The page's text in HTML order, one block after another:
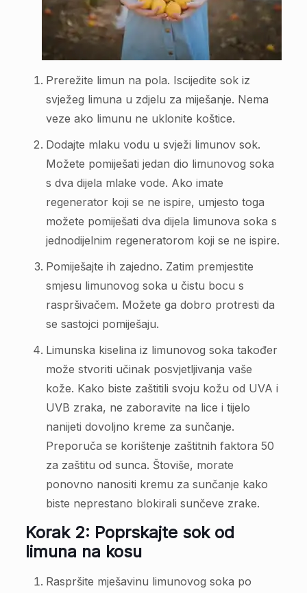
Prerežite limun na pola. Iscijedite sok iz
svježeg limuna u zdjelu za miješanje. Nema
veze ako limunu ne uklonite koštice.
Dodajte mlaku vodu u svježi limunov sok.
Možete pomiješati jedan dio limunovog soka
s dva dijela mlake vode. Ako imate
regenerator koji se ne ispire, umjesto toga
možete pomiješati dva dijela limunova soka s
jednodijelnim regeneratorom koji se ne ispire.
Pomiješajte ih zajedno. Zatim premjestite
smjesu limunovog soka u čistu bocu s
raspršivačem. Možete ga dobro protresti da
se sastojci pomiješaju.
Limunska kiselina iz limunovog soka također
može stvoriti učinak posvjetljivanja vaše
kože. Kako biste zaštitili svoju kožu od UVA i
UVB zraka, ne zaboravite na lice i tijelo
nanijeti dovoljno kreme za sunčanje.
Preporuča se korištenje zaštitnih faktora 50
za zaštitu od sunca. Štoviše, morate
ponovno nanositi kremu za sunčanje kako
biste neprestano blokirali sunčeve zrake.
Korak 2: Poprskajte sok od
limuna na kosu
Raspršite mješavinu limunovog soka po